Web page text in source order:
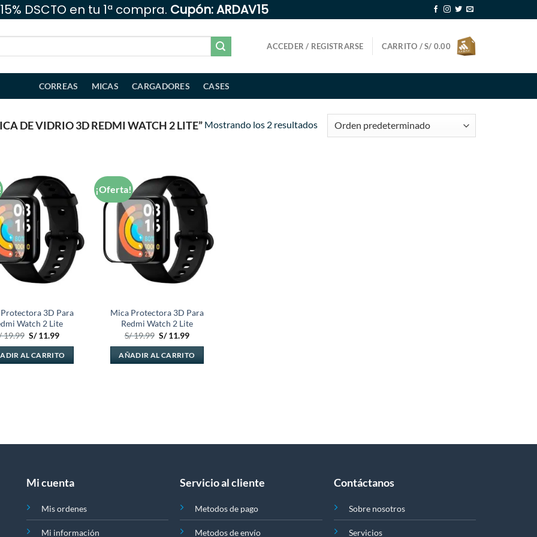
15% DSCTO en tu 1ª compra. Cupón: ARDAV15
ACCEDER / REGISTRARSE CARRITO /S/ 0.00
CORREAS MICAS CARGADORES CASES
DE VIDRIO 3D REDMI WATCH 2 LITE” Mostrando los 2 resultados
Añadir
a la
lista de
deseos
3D Para
Watch 2 Lite
19.99 El
original
era:
S/11.99El
actual
es:
AL CARRITO
¡Oferta!
Añadir
a la
lista de
deseos
Mica Protectora 3D Para
Redmi Watch 2 Lite
S/19.99 El
original
era:
S/11.99El
actual
es:
AÑADIR AL CARRITO
Mi cuenta
Mis ordenes
Mi información
Servicio al cliente
Metodos de pago
Metodos de envío
Contáctanos
Sobre nosotros
Servicios